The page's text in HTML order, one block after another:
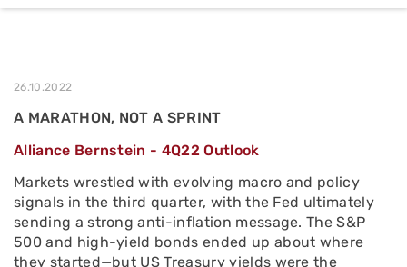
26.10.2022
A MARATHON, NOT A SPRINT
Alliance Bernstein - 4Q22 Outlook
Markets wrestled with evolving macro and policy
signals in the third quarter, with the Fed ultimately
sending a strong anti-inflation message. The S&P
500 and high-yield bonds ended up about where
they started—but US Treasury yields were the